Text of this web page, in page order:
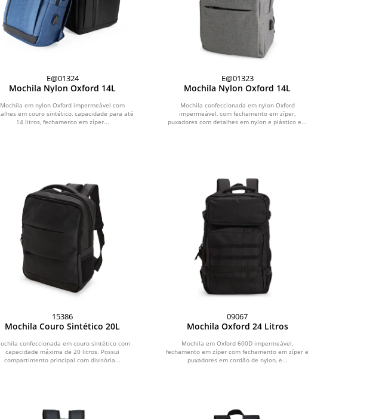
E@01324
Mochila Nylon Oxford 14L
Mochila em nylon Oxford impermeável com
em couro sintético, capacidade para até
14 litros, fechamento em zíper...
E@01323
Mochila Nylon Oxford 14L
Mochila confeccionada em nylon Oxford
impermeável, com fechamento em zíper,
puxadores com detalhes em nylon e plástico e...
15386
Mochila Couro Sintético 20L
confeccionada em couro sintético com
capacidade máxima de 20 litros. Possui
compartimento principal com divisória...
09067
Mochila Oxford 24 Litros
Mochila em Oxford 600D impermeável,
fechamento em zíper com fechamento em zíper e
puxadores em cordão de nylon, e...